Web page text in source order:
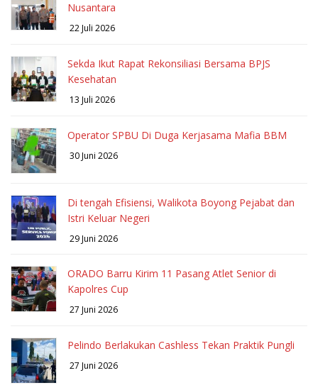
Nusantara
22 Juli 2026
Sekda Ikut Rapat Rekonsiliasi Bersama BPJS
Kesehatan
13 Juli 2026
Operator SPBU Di Duga Kerjasama Mafia BBM
30 Juni 2026
Di tengah Efisiensi, Walikota Boyong Pejabat dan
Istri Keluar Negeri
29 Juni 2026
ORADO Barru Kirim 11 Pasang Atlet Senior di
Kapolres Cup
27 Juni 2026
Pelindo Berlakukan Cashless Tekan Praktik Pungli
27 Juni 2026